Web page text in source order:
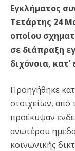
Εγκλήματος
Τετάρτης 24
οποίου
σε διάπραξη
διχόνοια,
Προηγήθηκε
στοιχείων,
προέκυψαν
ανωτέρου
κοινωνικής